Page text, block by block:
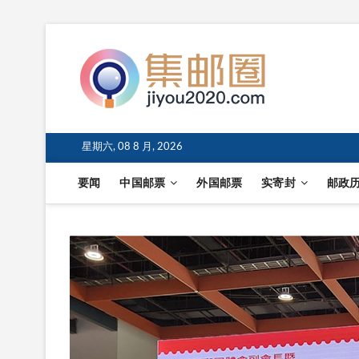
星期六, 08 8 月, 2026
要闻 中国邮票 外国邮票 实寄封 邮政